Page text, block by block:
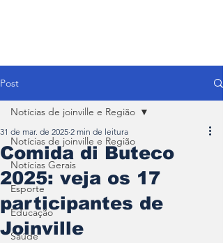
Post
Notícias de joinville e Região
Notícias Gerais
Esporte
Educação
Saúde
Notícias de joinville e Região
Comida di Buteco
2025: veja os 17
participantes de
Joinville
31 de mar. de 2025 2 min de leitura